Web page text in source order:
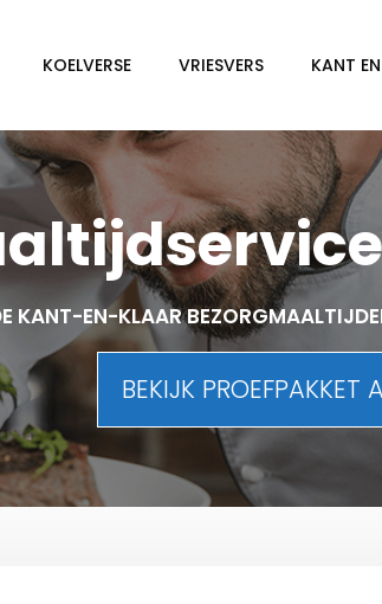
KOELVERSE VRIESVERS KANT
KANT-EN-KLAAR
BEKIJK PROEFPAKKET